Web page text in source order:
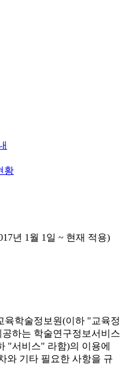
황
년 1월 1일 ~ 현재 적용)
육학술정보원(이하 "교육정
공하는 학술연구정보서비스
"서비스" 라함)의 이용에
와 기타 필요한 사항을 규